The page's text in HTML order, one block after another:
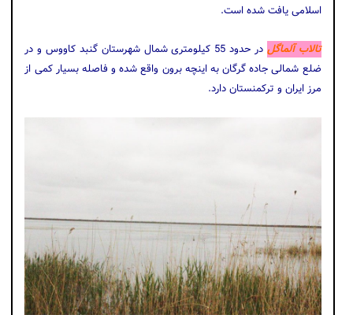
اسلامی یافت شده است.
تالاب آلماگل
در حدود 55 کیلومتری شمال شهرستان گنبد کاووس و در
ضلع شمالی جاده گرگان به اینچه برون واقع شده و فاصله بسیار کمی از
مرز ایران و ترکمنستان دارد.